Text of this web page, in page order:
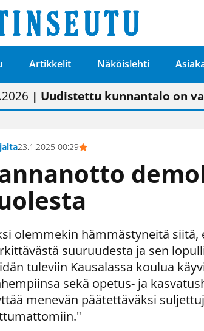
Artikkelit Näköislehti
| Painon vaihtumisen pitäisi
| Uudistettu kunnantalo on
| “Olemme käynnistämässä
| "Maalla on totuttu elämään
23.1.2025 00:29
olemmekin hämmästyneitä
suuruudesta ja sen
tuleviin Kausalassa koulua
sekä opetus- ja
menevän päätettäväksi